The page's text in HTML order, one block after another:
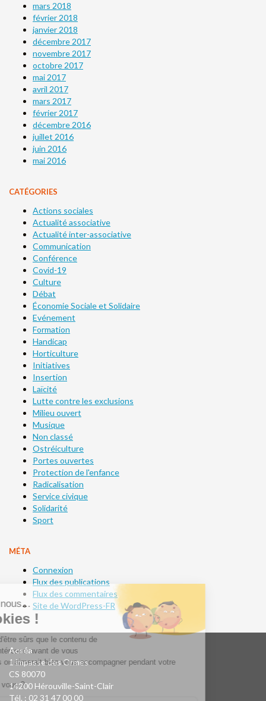
mars 2018
février 2018
janvier 2018
décembre 2017
novembre 2017
octobre 2017
mai 2017
avril 2017
mars 2017
février 2017
décembre 2016
juillet 2016
juin 2016
mai 2016
CATÉGORIES
Actions sociales
Actualité associative
Actualité inter-associative
Communication
Conférence
Covid-19
Culture
Débat
Économie Sociale et Solidaire
Evénement
Formation
Handicap
Horticulture
Initiatives
Insertion
Laïcité
Lutte contre les exclusions
Milieu ouvert
Musique
Non classé
Ostréiculture
Portes ouvertes
Protection de l'enfance
Radicalisation
Service civique
Solidarité
Sport
MÉTA
Connexion
Flux des publications
Flux des commentaires
Site de WordPress-FR
Acséa
1 impasse des Ormes
CS 80070
14200 Hérouville-Saint-Clair
Tél. : 02 31 47 00 00